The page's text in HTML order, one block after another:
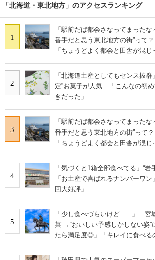
「北海道・東北地方」のアクセスランキング
1
「駅前だば都会さなってまった
番手だと思う東北地方の街”って
「ちょうどよく都会と田舎が混じ
2
「北海道土産としてもセンス抜群
定”お菓子が人気 「こんなの初
きだった」
3
「駅前だば都会さなってまった
番手だと思う東北地方の街”って
「ちょうどよく都会と田舎が混じ
4
「気づくと1箱全部食べてる」“
「お土産で喜ばれるナンバーワ
回大好評」
5
「少し食べづらいけど......」 宮
菓”→“おいしい予感しかしない姿
たら満足度◎」「キレイに食べる